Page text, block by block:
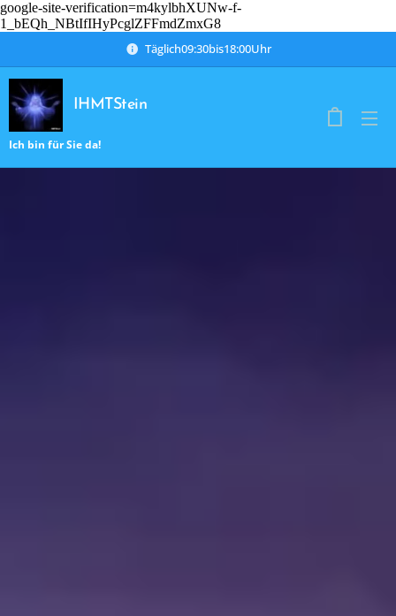
google-site-verification=m4kylbhXUNw-f-
1_bEQh_NBtIfIHyPcglZFFmdZmxG8
Täglich09:30bis18:00Uhr
IHMTStein
Ich bin für Sie da!